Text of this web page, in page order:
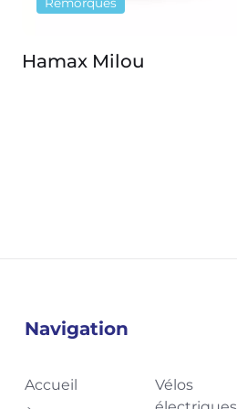
Hamax Milou
Navigation
Accueil
Vélos